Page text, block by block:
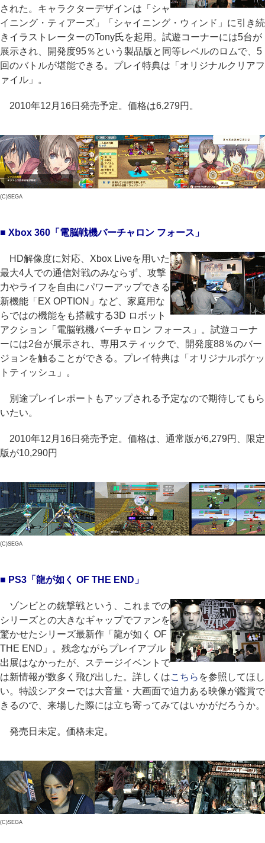
された。キャラクターデザインは「シャ
イニング・ティアーズ」「シャイニング・ウィンド」に引き続
きイラストレーターのTony氏を起用。試遊コーナーには5台が
展示され、開発度95％という製品版と同等レベルのロムで、5
回のバトルが堪能できる。プレイ特典は「オリジナルクリアフ
ァイル」。
2010年12月16日発売予定。価格は6,279円。
(C)SEGA
■ Xbox 360「電脳戦機バーチャロン フォース」
HD解像度に対応、Xbox Liveを用いた
最大4人での通信対戦のみならず、攻撃
力やライフを自由にパワーアップできる
新機能「EX OPTION」など、家庭用な
らではの機能をも搭載する3D ロボット
アクション「電脳戦機バーチャロン フォース」。試遊コーナ
ーには2台が展示され、専用スティックで、開発度88％のバー
ジョンを触ることができる。プレイ特典は「オリジナルポケッ
トティッシュ」。
別途プレイレポートもアップされる予定なので期待してもら
いたい。
2010年12月16日発売予定。価格は、通常版が6,279円、限定
版が10,290円
(C)SEGA
■ PS3「龍が如く OF THE END」
ゾンビとの銃撃戦という、これまでの
シリーズとの大きなギャップでファンを
驚かせたシリーズ最新作「龍が如く OF
THE END」。残念ながらプレイアブル
出展はなかったが、ステージイベントで
は新情報が数多く飛び出した。詳しくはこちら を参照してほし
い。特設シアターでは大音量・大画面で迫力ある映像が鑑賞で
きるので、来場した際には立ち寄ってみてはいかがだろうか。
発売日未定。価格未定。
(C)SEGA